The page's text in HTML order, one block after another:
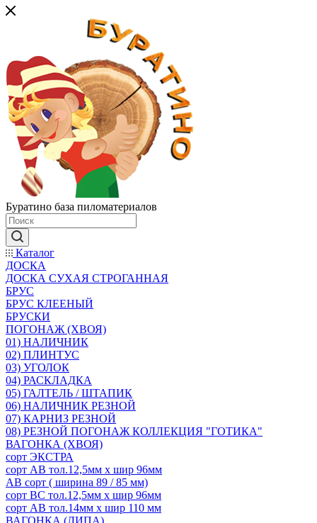
Буратино база пиломатериалов
Каталог
ДОСКА
ДОСКА СУХАЯ СТРОГАННАЯ
БРУС
БРУС КЛЕЕНЫЙ
БРУСКИ
ПОГОНАЖ (ХВОЯ)
01) НАЛИЧНИК
02) ПЛИНТУС
03) УГОЛОК
04) РАСКЛАДКА
05) ГАЛТЕЛЬ / ШТАПИК
06) НАЛИЧНИК РЕЗНОЙ
07) КАРНИЗ РЕЗНОЙ
08) РЕЗНОЙ ПОГОНАЖ КОЛЛЕКЦИЯ "ГОТИКА"
ВАГОНКА (ХВОЯ)
сорт ЭКСТРА
сорт АВ тол.12,5мм х шир 96мм
АВ сорт ( ширина 89 / 85 мм)
сорт ВС тол.12,5мм х шир 96мм
сорт АВ тол.14мм х шир 110 мм
ВАГОНКА (ЛИПА)